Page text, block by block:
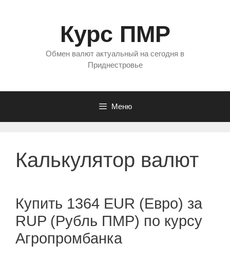
Курс ПМР
Обмен валют актуальный на сегодня в
Приднестровье
Меню
Калькулятор валют
Купить 1364 EUR (Евро) за
RUP (Рубль ПМР) по курсу
Агропромбанка